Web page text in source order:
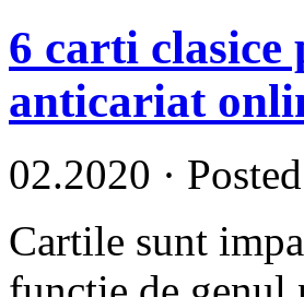
6 carti clasice
anticariat
02.2020 ·
Cartile sunt